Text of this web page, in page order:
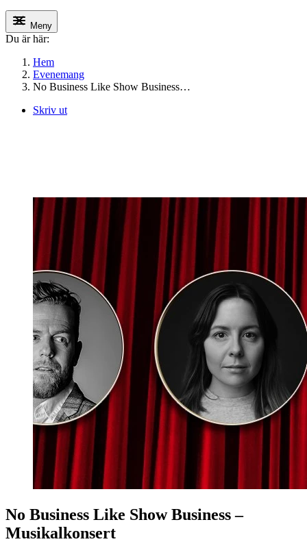
Meny
Du är här:
Hem
Evenemang
No Business Like Show Business…
Skriv ut
No Business Like Show Business –
Musikalkonsert